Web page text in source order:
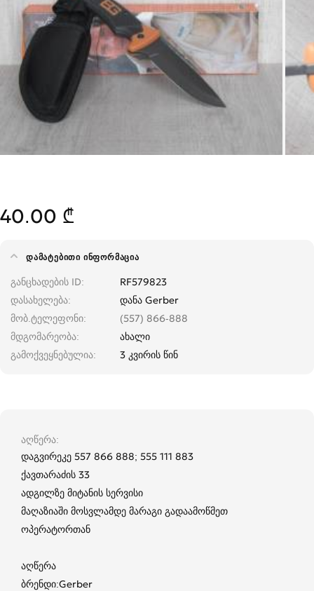
40.00 ₾
ᲓᲐᲛᲐᲢᲔᲑᲘᲗᲘ ᲘᲜᲤᲝᲠᲛᲐᲪᲘᲐ
განცხადების ID
RF579823
დასახელება
დანა Gerber
მობ.ტელეფონი
(557) 866-888
მდგომარეობა
ახალი
გამოქვეყნებულია
3 კვირის წინ
აღწერა
დაგვირეკე 557 866 888; 555 111 883
ქავთარაძის 33
ადგილზე მიტანის სერვისი
მაღაზიაში მოსვლამდე მარაგი გადაამოწმეთ
ოპერატორთან
აღწერა
ბრენდი:Gerber